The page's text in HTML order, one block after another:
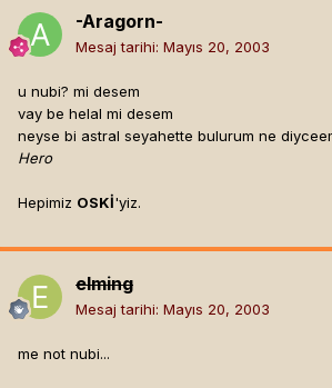
-Aragorn-
Mesaj tarihi: Mayıs 20, 2003
u nubi? mi desem
vay be helal mi desem
neyse bi astral seyahette bulurum ne
Hero
Hepimiz OSKİ'yiz.
elming
Mesaj tarihi: Mayıs 20, 2003
me not nubi...